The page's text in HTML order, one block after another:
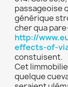
passageoise
générique
cher qua
http://
effects-of-
constuisent.
Cet
quelque